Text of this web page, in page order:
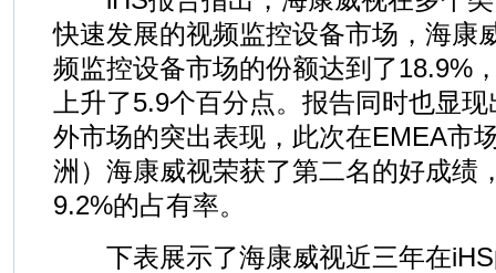
快速发展的视频监控设备市场，海康
频监控设备市场的份额达到了18.9%
上升了5.9个百分点。报告同时也显
外市场的突出表现，此次在EMEA市
洲）海康威视荣获了第二名的好成绩
9.2%的占有率。
下表展示了海康威视近三年在iHS